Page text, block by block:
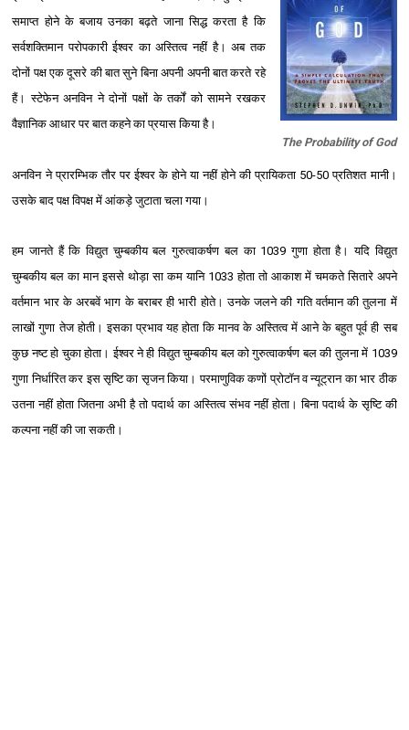
The Probability of God
समाप्त होने के बजाय उनका बढ़ते जाना सिद्ध करता है कि
सर्वशक्तिमान परोपकारी ईश्‍वर का अस्तित्व नहीं है। अब तक
दोनों पक्ष एक दूसरे की बात सुने बिना अपनी अपनी बात करते रहे
हैं। स्टेफेन अनविन ने दोनों पक्षों के तर्कों को सामने रखकर
वैज्ञानिक आधार पर बात कहने का प्रयास किया है।
अनविन ने प्रारम्भिक तौर पर ईश्‍वर के होने या नहीं होने की प्रायिकता 50-50 प्रतिशत मानी।
उसके बाद पक्ष विपक्ष में आंकड़े जुटाता चला गया।
हम जानते हैं कि विद्युत चुम्बकीय बल गुरुत्वाकर्षण बल का 1039 गुणा होता है। यदि विद्युत
चुम्बकीय बल का मान इससे थोड़ा सा कम यानि 1033 होता तो आकाश में चमकते सितारे अपने
वर्तमान भार के अरबवें भाग के बराबर ही भारी होते। उनके जलने की गति वर्तमान की तुलना में
लाखों गुणा तेज होती। इसका प्रभाव यह होता कि मानव के अस्तित्व में आने के बहुत पूर्व ही सब
कुछ नष्ट हो चुका होता। ईश्‍वर ने ही विद्युत चुम्बकीय बल को गुरुत्वाकर्षण बल की तुलना में 1039
गुणा निर्धारित कर इस सृष्टि का सृजन किया। परमाणुविक कणों प्रोटॉन व न्यूट्रान का भार ठीक
उतना नहीं होता जितना अभी है तो पदार्थ का अस्तित्व संभव नहीं होता। बिना पदार्थ के सृष्टि की
कल्पना नहीं की जा सकती।